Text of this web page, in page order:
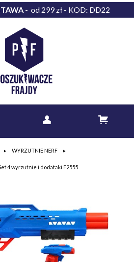
- od 299 zł - KOD: DD22
WYRZUTNIE NERF
4 wyrzutnie i dodataki F2555